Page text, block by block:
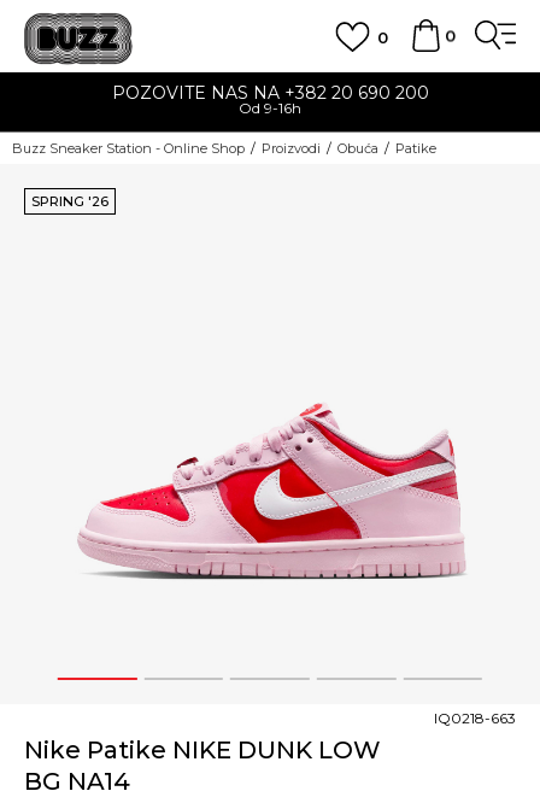
0
0
POZOVITE NAS NA +382 20 690 200
Od 9-16h
Buzz Sneaker Station - Online Shop Proizvodi Obuća Patike
1 2 3 4 5
SPRING '26
Nike Patike NIKE DUNK LOW
BG NA14
IQ0218-663